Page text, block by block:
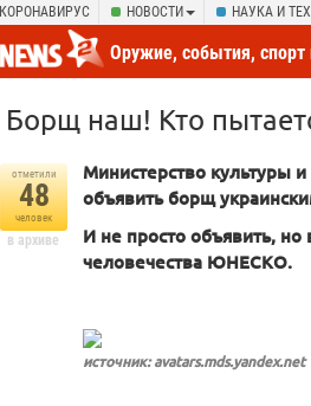
КОРОНАВИРУС НОВОСТИ НАУКА И
Оружие, события, спорт
новости отовсюду
Борщ наш! Кто
отметили
48
человек
в архиве
Министерство культуры
объявить борщ
И не просто объявить, но
человечества ЮНЕСКО.
источник: avatars.mds.yandex.net